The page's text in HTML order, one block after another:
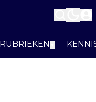
RUBRIEKEN